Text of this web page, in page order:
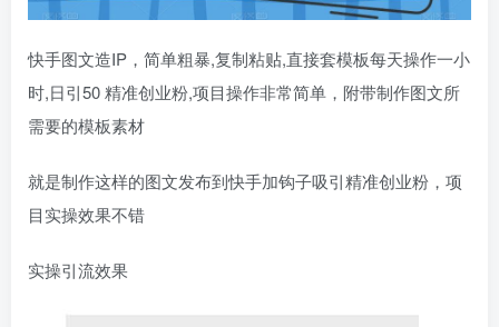
快手图文造IP，简单粗暴,复制粘贴,直接套模板每天操作一小
时,日引50 精准创业粉,项目操作非常简单，附带制作图文所
需要的模板素材
就是制作这样的图文发布到快手加钩子吸引精准创业粉，项
目实操效果不错
实操引流效果